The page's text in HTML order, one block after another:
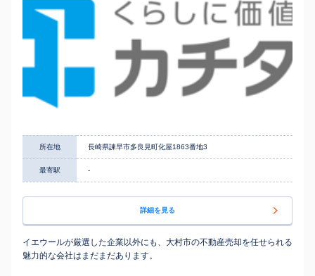
所在地 長崎県諫早市多良見町化屋1863番地3
最寄駅 -
詳細を見る
イエウールが厳選した企業以外にも、大村市の不動産売却を任せられる
魅力的な会社はまだまだあります。